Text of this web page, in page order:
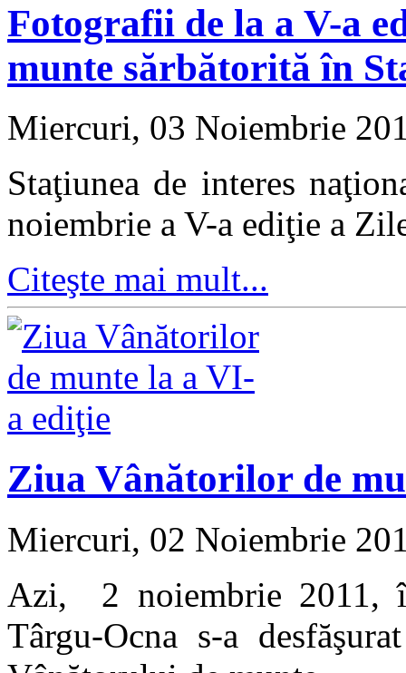
Fotografii de la a V-a
munte sărbătorită în
Miercuri, 03 Noiembrie
Staţiunea de interes
noiembrie a V-a ediţie a
Citeşte mai mult...
Ziua Vânătorilor de
Miercuri, 02 Noiembrie
Azi, 2 noiembrie 2011,
Târgu-Ocna s-a